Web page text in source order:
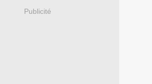
Publicité